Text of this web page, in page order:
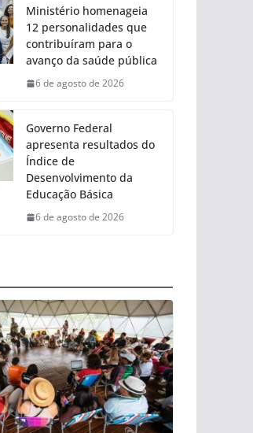
Ministério homenageia
12 personalidades que
contribuíram para o
avanço da saúde pública
6 de agosto de 2026
Governo Federal
apresenta resultados do
Índice de
Desenvolvimento da
Educação Básica
6 de agosto de 2026